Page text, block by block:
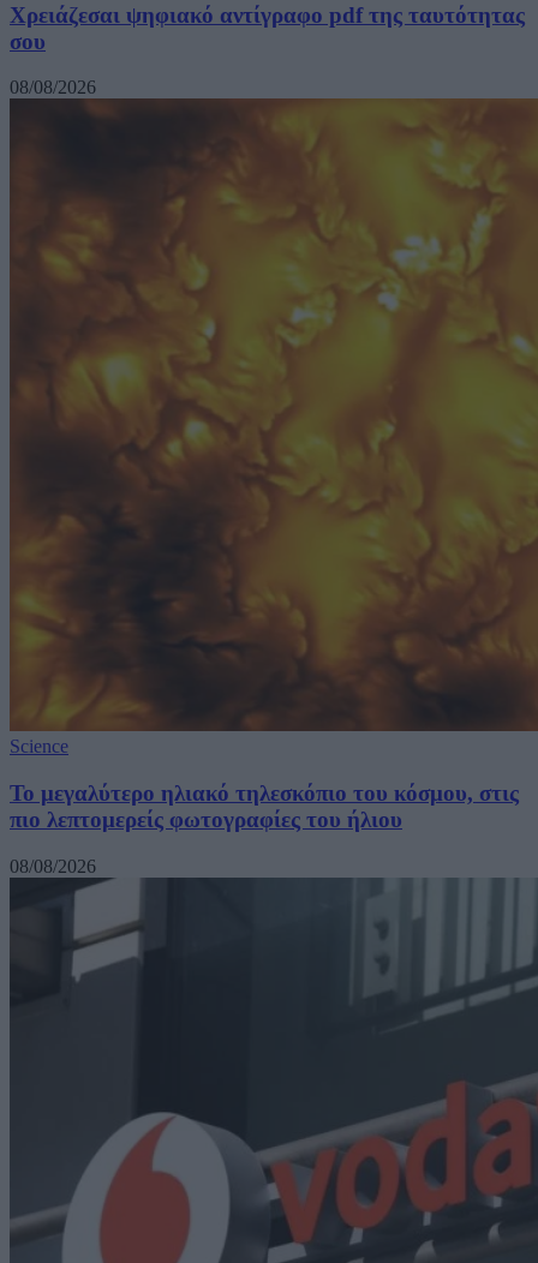
Χρειάζεσαι ψηφιακό αντίγραφο pdf της ταυτότητας
σου
08/08/2026
Science
Το μεγαλύτερο ηλιακό τηλεσκόπιο του κόσμου, στις
πιο λεπτομερείς φωτογραφίες του ήλιου
08/08/2026